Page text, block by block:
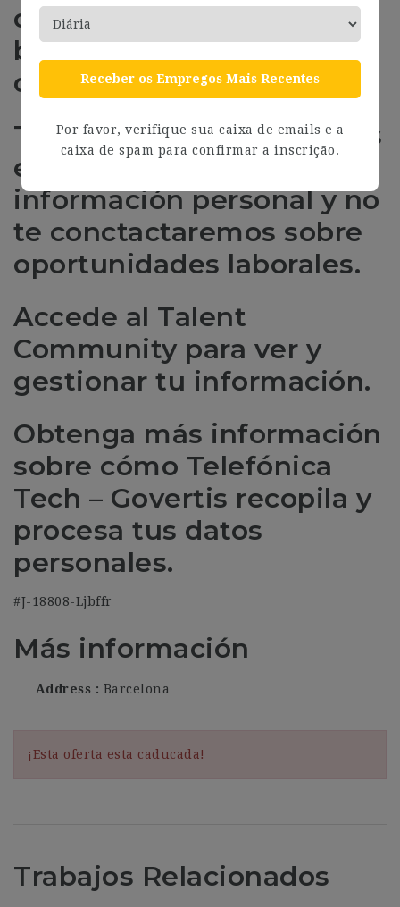
que tenemos en nuestra
base de datos sobre tus
datos personales.
Telefónica Tech – Govertis
eliminará toda tu
información personal y no
te conctactaremos sobre
oportunidades laborales.
Accede al Talent
Community para ver y
gestionar tu información.
Obtenga más información
sobre cómo Telefónica
Tech – Govertis recopila y
procesa tus datos
personales.
#J-18808-Ljbffr
Más información
Address Barcelona
¡Esta oferta esta caducada!
Trabajos Relacionados
Receber os Empregos Mais Recentes
Por favor, verifique sua caixa de emails e a
caixa de spam para confirmar a inscrição.